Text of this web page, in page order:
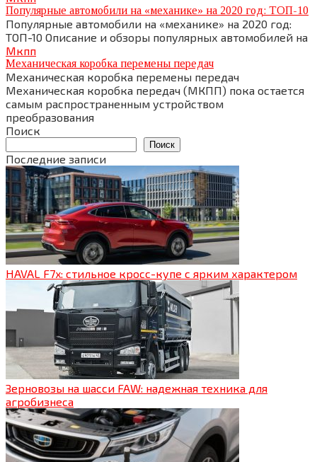
Популярные автомобили на «механике» на 2020 год: ТОП-10
Популярные автомобили на «механике» на 2020 год:
ТОП-10 Описание и обзоры популярных автомобилей на
Мкпп
Механическая коробка перемены передач
Механическая коробка перемены передач
Механическая коробка передач (МКПП) пока остается
самым распространенным устройством
преобразования
Поиск
Поиск
Последние записи
HAVAL F7x: стильное кросс-купе с ярким характером
Зерновозы на шасси FAW: надежная техника для
агробизнеса